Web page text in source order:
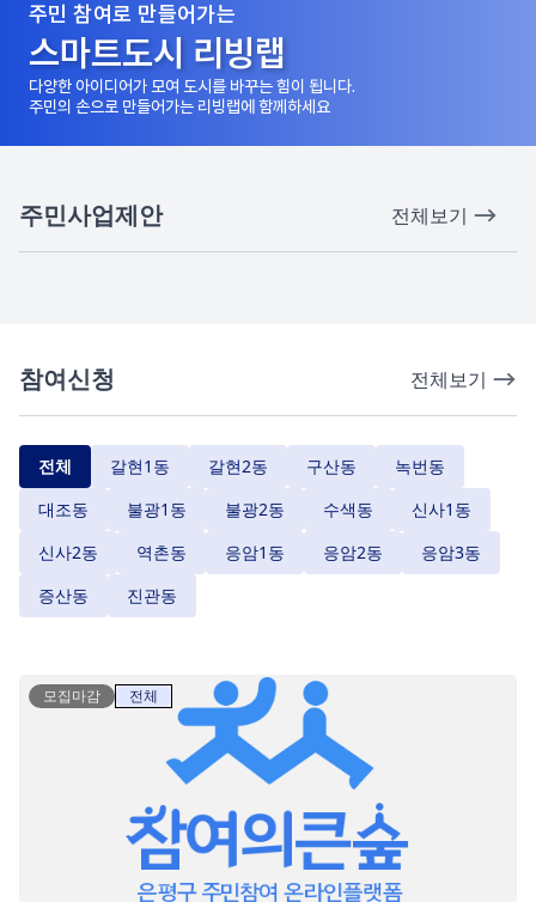
주민 참여로 만들어가는
스마트도시 리빙랩
다양한 아이디어가 모여 도시를 바꾸는 힘이 됩니다.
주민의 손으로 만들어가는 리빙랩에 함께하세요
주민사업제안 전체보기
참여신청 전체보기
전체 갈현1동 갈현2동 구산동
녹번동
대조동
불광1동 불광2동 수색동
신사1동
신사2동
역촌동 응암1동 응암2동
응암3동
증산동
진관동
모집마감 전체